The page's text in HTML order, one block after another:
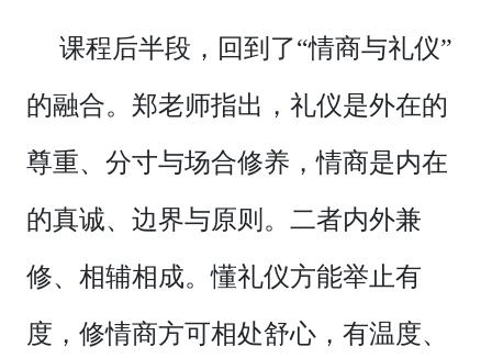
课程后半段，回到了“情商与礼仪”
的融合。郑老师指出，礼仪是外在的
尊重、分寸与场合修养，情商是内在
的真诚、边界与原则。二者内外兼
修、相辅相成。懂礼仪方能举止有
度，修情商方可相处舒心，有温度、